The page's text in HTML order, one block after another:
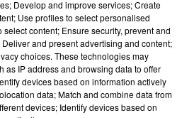
le meilleur fromage du
le fameux Queijo da Serra.
qui vient donc d'être
du World Cheese Awardsqui avait
Hasard ? Je ne pense pas ...
de chauvinisme, cet argument
Develop and improve services; Create
Use profiles to select personalised
content; Ensure security, prevent and
and present advertising and content;
choices. These technologies may
as IP address and browsing data to offer
devices based on information actively
data; Match and combine data from
devices; Identify devices based on